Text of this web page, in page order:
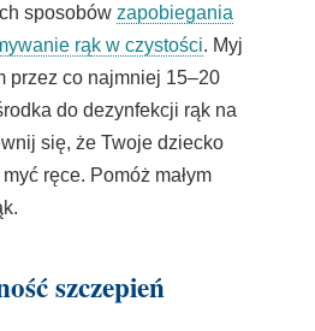
sposobów zapobiegania
rąk w czystości. Myj
przez co najmniej 15–20
do dezynfekcji rąk na
się, że Twoje dziecko
ręce. Pomóż małym
szczepień